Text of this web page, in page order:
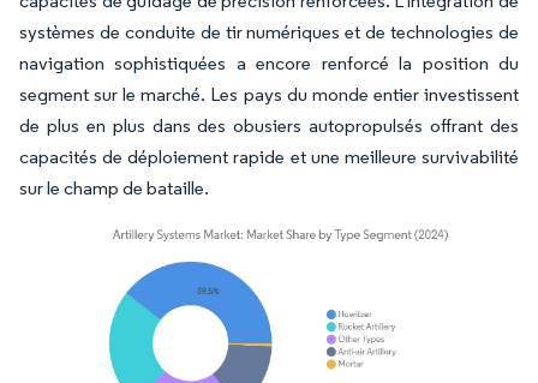
systèmes de conduite de tir numériques et de technologies de
navigation sophistiquées a encore renforcé la position du
segment sur le marché. Les pays du monde entier investissent
de plus en plus dans des obusiers autopropulsés offrant des
capacités de déploiement rapide et une meilleure survivabilité
sur le champ de bataille.